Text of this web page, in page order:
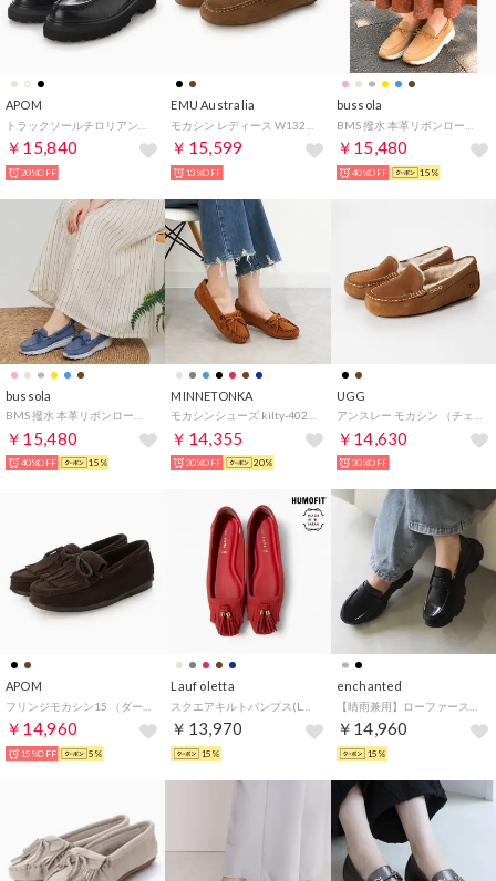
APOM
￥15,840
20%OFF
EMU Australia
￥15,599
13%OFF
bussola
￥15,480
40%OFF 15%
bussola
￥15,480
40%OFF 15%
MINNETONKA
￥14,355
20%OFF 20%
UGG
￥14,630
30%OFF
APOM
￥14,960
15%OFF 5%
Lauf oletta
￥13,970
15%
enchanted
￥14,960
15%